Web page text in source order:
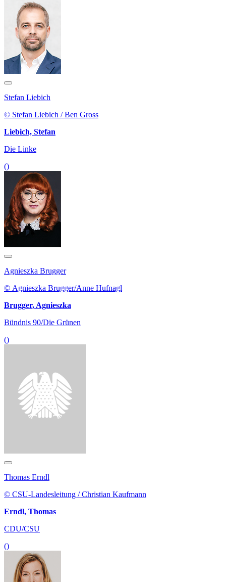
Stefan Liebich
© Stefan Liebich / Ben Gross
Liebich, Stefan
Die Linke
()
Agnieszka Brugger
© Agnieszka Brugger/Anne Hufnagl
Brugger, Agnieszka
Bündnis 90/Die Grünen
()
© CSU-Landesleitung / Christian Kaufmann
Erndl, Thomas
CDU/CSU
()